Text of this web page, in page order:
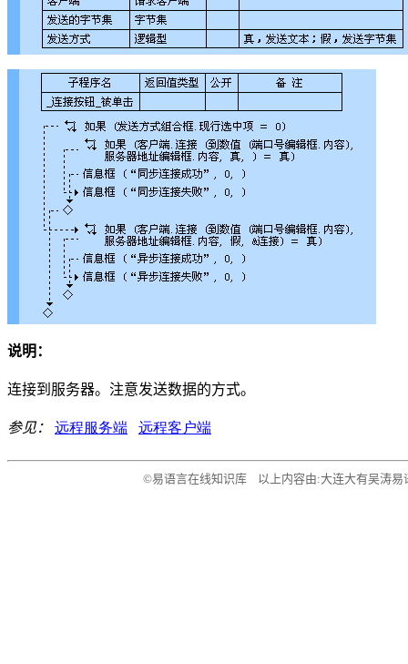
说明：
连接到服务器。注意发送数据的方式。
参见： 远程服务端 远程客户端
©易语言在线知识库 以上内容由:大连大有吴涛易